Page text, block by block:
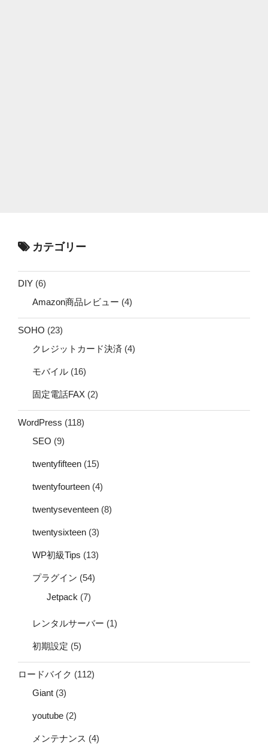
カテゴリー
DIY (6)
Amazon商品レビュー (4)
SOHO (23)
クレジットカード決済 (4)
モバイル (16)
固定電話FAX (2)
WordPress (118)
SEO (9)
twentyfifteen (15)
twentyfourteen (4)
twentyseventeen (8)
twentysixteen (3)
WP初級Tips (13)
プラグイン (54)
Jetpack (7)
レンタルサーバー (1)
初期設定 (5)
ロードバイク (112)
Giant (3)
youtube (2)
メンテナンス (4)